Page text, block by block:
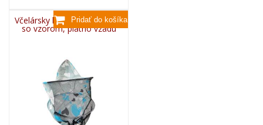
Včelársky klobúk jednoduchý
so vzorom, plátno vzadu